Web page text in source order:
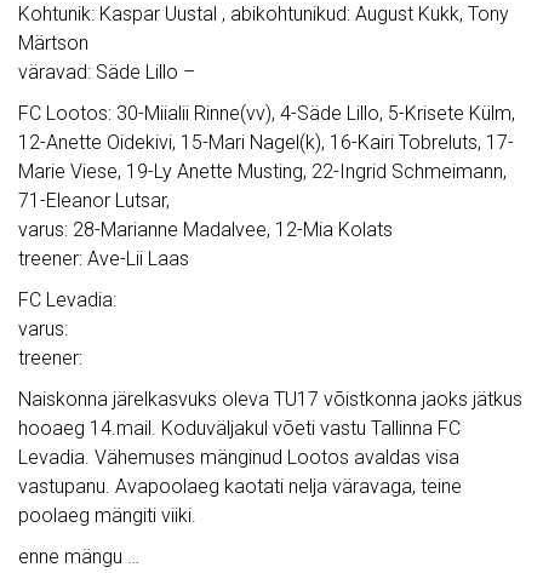
Kohtunik: Kaspar Uustal , abikohtunikud: August Kukk, Tony
Märtson
väravad: Säde Lillo –
FC Lootos: 30-Miialii Rinne(vv), 4-Säde Lillo, 5-Krisete Külm,
12-Anette Oidekivi, 15-Mari Nagel(k), 16-Kairi Tobreluts, 17-
Marie Viese, 19-Ly Anette Musting, 22-Ingrid Schmeimann,
71-Eleanor Lutsar,
varus: 28-Marianne Madalvee, 12-Mia Kolats
treener: Ave-Lii Laas
FC Levadia:
varus:
treener:
Naiskonna järelkasvuks oleva TU17 võistkonna jaoks jätkus
hooaeg 14.mail. Koduväljakul võeti vastu Tallinna FC
Levadia. Vähemuses mänginud Lootos avaldas visa
vastupanu. Avapoolaeg kaotati nelja väravaga, teine
poolaeg mängiti viiki.
enne mängu …